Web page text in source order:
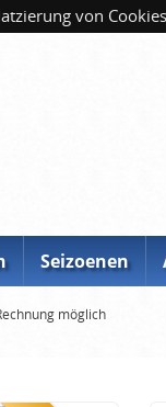
von
Seizoenen
möglich